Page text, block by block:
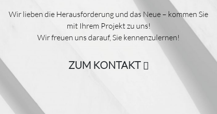
Wir lieben die Herausforderung und das Neue – kommen Sie
mit Ihrem Projekt zu uns!
Wir freuen uns darauf, Sie kennenzulernen!
ZUM KONTAKT